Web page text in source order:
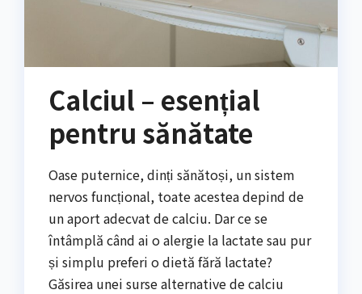
Calciul – esențial
pentru sănătate
Oase puternice, dinți sănătoși, un sistem
nervos funcțional, toate acestea depind de
un aport adecvat de calciu. Dar ce se
întâmplă când ai o alergie la lactate sau pur
și simplu preferi o dietă fără lactate?
Găsirea unei surse alternative de calciu